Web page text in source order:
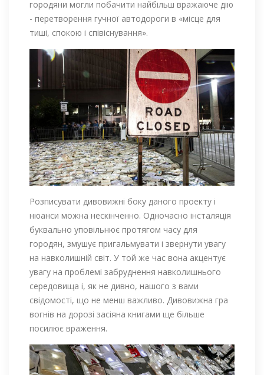
городяни могли побачити найбільш вражаюче дію
- перетворення гучної автодороги в «місце для
тиші, спокою і співіснування».
Розписувати дивовижні боку даного проекту і
нюанси можна нескінченно. Одночасно інсталяція
буквально уповільнює протягом часу для
городян, змушує пригальмувати і звернути увагу
на навколишній світ. У той же час вона акцентує
увагу на проблемі забруднення навколишнього
середовища і, як не дивно, нашого з вами
свідомості, що не менш важливо. Дивовижна гра
вогнів на дорозі засіяна книгами ще більше
посилює враження.